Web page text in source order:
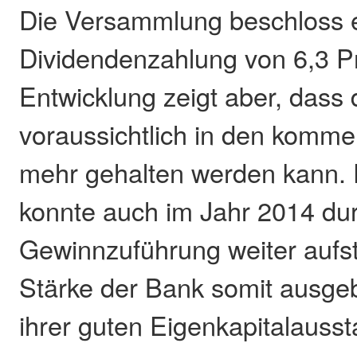
Die Versammlung beschloss
Dividendenzahlung von 6,3
Entwicklung zeigt aber, dass
voraussichtlich in den
mehr gehalten werden
konnte auch im Jahr 2014
Gewinnzuführung weiter
Stärke der Bank somit
ihrer guten